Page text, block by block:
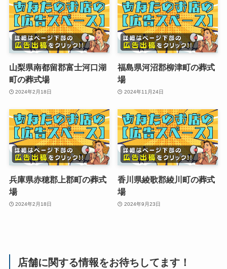
山梨県南都留郡富士河口湖
町の葬式場
2024年2月18日
福島県河沼郡柳津町の葬式
場
2024年11月24日
兵庫県赤穂郡上郡町の葬式
場
2024年2月18日
香川県綾歌郡綾川町の葬式
場
2024年9月23日
店舗に関する情報をお待ちしてます！